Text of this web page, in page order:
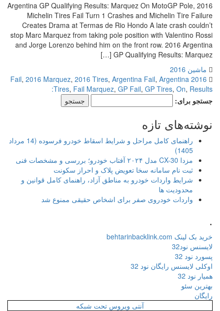
2016 Argentina GP Qualifying Results: Marquez On MotoGP Pole,
Michelin Tires Fail Turn 1 Crashes and Michelin Tire Failure
Creates Drama at Termas de Rio Hondo A late crash couldn’t
stop Marc Marquez from taking pole position with Valentino Rossi
and Jorge Lorenzo behind him on the front row. 2016 Argentina
GP Qualifying Results: Marquez […]
ماشین 2016
2016 Fail
,2016 Marquez,2016 Tires,Argentina Fail,Argentina
Tires,Fail Marquez,GP Fail,GP Tires,On,Results:
جستجو برای:
نوشته‌های تازه
راهنمای کامل مراحل و شرایط اسقاط خودرو فرسوده (14 مرداد
1405)
مزدا CX-30 مدل ۲۰۲۴ آفتاب خودرو؛ بررسی و مشخصات فنی
ثبت نام سامانه سخا تعویض پلاک و احراز سکونت
شرایط واردات خودرو به مناطق آزاد، راهنمای کامل قوانین و
محدودیت ها
واردات خودروی صفر برای اشخاص حقیقی ممنوع شد
خرید بک لینک behtarinbacklink.com
لایسنس نود32
پسورد نود 32
اوکلی لایسنس رایگان نود 32
همیار نود 32
بهترین سئو
رایگان
آنتی ویروس تحت شبکه